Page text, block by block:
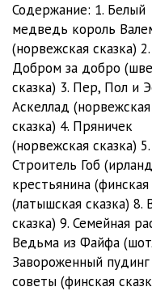
Монета в два скильдинга
Мудрая королева Дагмар
Муж-хозяйка
Овсяная лепешечка
Пер, Пол и Эспен Аскеллад
Предсказание
Пряничек
Родерик - отец моржей
Семейная распря
Содержание: 1. Белый
медведь король
(норвежская сказка) 2.
Добром за добро
сказка) 3. Пер, Пол и
Аскеллад (норвежская
сказка) 4. Пряничек
(норвежская сказка) 5.
Строитель Гоб
крестьянина
(латышская сказка) 8.
сказка) 9. Семейная
Ведьма из Файфа
Завороженный
советы (финская